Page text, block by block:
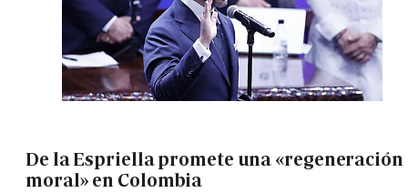
De la Espriella promete una «regeneración
moral» en Colombia